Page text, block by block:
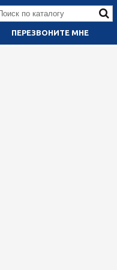
ПЕРЕЗВОНИТЕ МНЕ